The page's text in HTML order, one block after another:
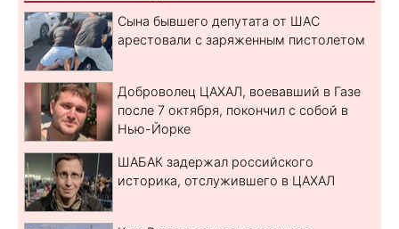
Сына бывшего депутата от ШАС
арестовали с заряженным пистолетом
Доброволец ЦАХАЛ, воевавший в Газе
после 7 октября, покончил с собой в
Нью-Йорке
ШАБАК задержал российского
историка, отслужившего в ЦАХАЛ